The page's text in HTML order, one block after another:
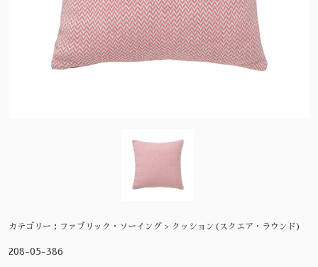
カテゴリー： ファブリック・ソーイング > クッション(スクエア・ラウンド)
208-05-386